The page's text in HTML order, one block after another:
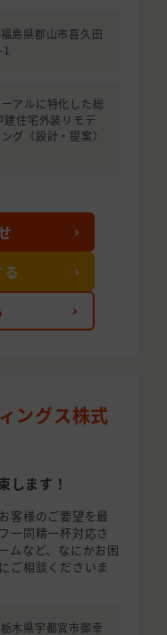
島県郡山市喜久田
アルに特化した総
建住宅外装リモデ
グ（設計・提案）
ングス株式
します！
客様のご要望を最
一同精一杯対応さ
ムなど、なにかお困
ご相談くださいま
木県宇都宮市御幸